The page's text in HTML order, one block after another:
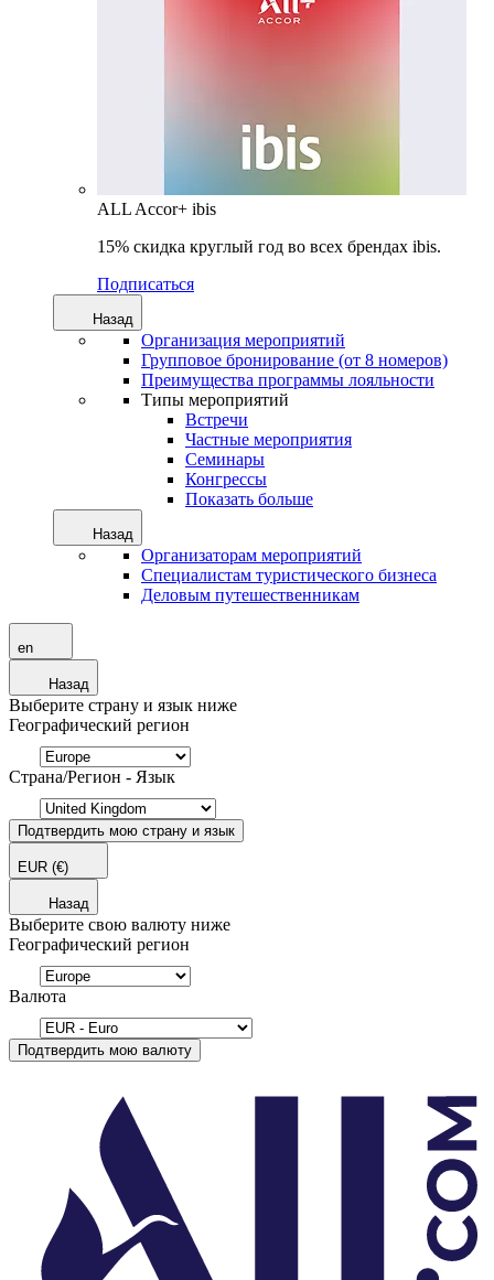
ALL Accor+ ibis
15% скидка круглый год во всех брендах ibis.
Подписаться
Назад
Организация мероприятий
Групповое бронирование (от 8 номеров)
Преимущества программы лояльности
Типы мероприятий
Встречи
Частные мероприятия
Семинары
Конгрессы
Показать больше
Назад
Организаторам мероприятий
Специалистам туристического бизнеса
Деловым путешественникам
en
Назад
Выберите страну и язык ниже
Географический регион
Страна/Регион - Язык
Подтвердить мою страну и язык
EUR (€)
Назад
Выберите свою валюту ниже
Географический регион
Валюта
Подтвердить мою валюту